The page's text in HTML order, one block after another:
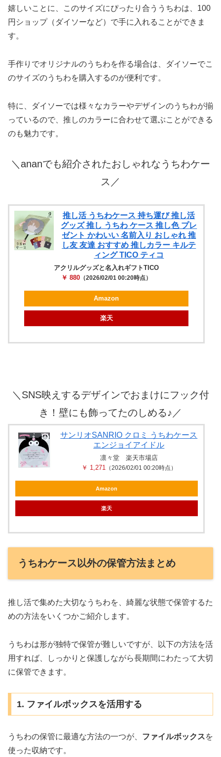
嬉しいことに、このサイズにぴったり合ううちわは、100
円ショップ（ダイソーなど）で手に入れることができま
す。
手作りでオリジナルのうちわを作る場合は、ダイソーでこ
のサイズのうちわを購入するのが便利です。
特に、ダイソーでは様々なカラーやデザインのうちわが揃
っているので、推しのカラーに合わせて選ぶことができる
のも魅力です。
＼ananでも紹介されたおしゃれなうちわケー
ス／
推し活 うちわケース 持ち運び 推し活
グッズ 推し うちわ ケース 推し色 プレ
ゼント かわいい 名前入り おしゃれ 推
し友 友達 おすすめ 推しカラー キルテ
ィング TICO ティコ
アクリルグッズと名入れギフトTICO
￥ 880 （2026/02/01 00:20時点）
Amazon
楽天
＼ SNS映えするデザインでおまけにフック付
き！壁にも飾ってたのしめる♪ ／
サンリオSANRIO クロミ うちわケース
エンジョイアイドル
凛々堂 楽天市場店
￥ 1,271
（2026/02/01 00:20時点）
Amazon
楽天
うちわケース以外の保管方法まとめ
推し活で集めた大切なうちわを、綺麗な状態で保管するた
めの方法をいくつかご紹介します。
うちわは形が独特で保管が難しいですが、以下の方法を活
用すれば、しっかりと保護しながら長期間にわたって大切
に保管できます。
1. ファイルボックスを活用する
うちわの保管に最適な方法の一つが、 ファイルボックスを
使った収納です。